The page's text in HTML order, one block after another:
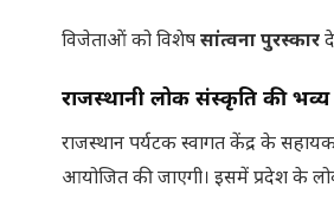
विजेताओं को विशेषसांत्वना पुरस्कार
राजस्थानी लोक संस्कृति की भव्य
राजस्थान पर्यटक स्वागत केंद्र के
आयोजित की जाएगी। इसमें प्रदेश के